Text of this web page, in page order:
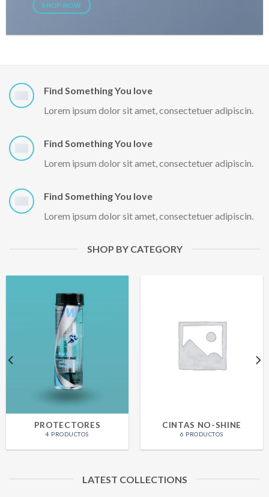
SHOP NOW
Find Something You love
Lorem ipsum dolor sit amet, consectetuer adipiscin.
Find Something You love
Lorem ipsum dolor sit amet, consectetuer adipiscin.
Find Something You love
Lorem ipsum dolor sit amet, consectetuer adipiscin.
SHOP BY CATEGORY
PROTECTORES
4 PRODUCTOS
CINTAS NO-SHINE
6 PRODUCTOS
LATEST COLLECTIONS